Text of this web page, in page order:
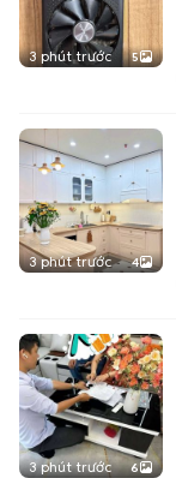
3 phút trước 5
3 phút trước 4
3 phút trước 6